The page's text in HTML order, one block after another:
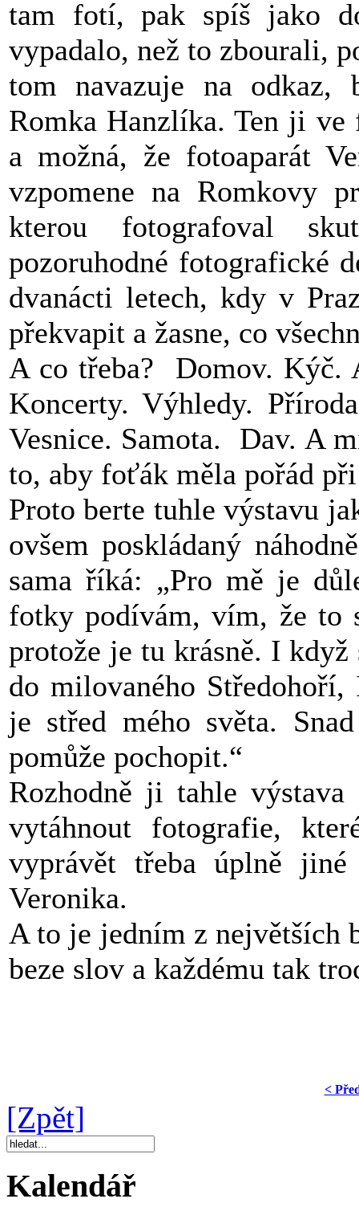
tam fotí, pak spíš jako
vypadalo, než to zbourali,
tom navazuje na odkaz,
Romka Hanzlíka. Ten ji
a možná, že fotoaparát
vzpomene na Romkovy
kterou fotografoval
pozoruhodné fotografické
dvanácti letech, kdy v
překvapit a žasne, co
A co třeba? Domov. Kýč.
Koncerty. Výhledy.
Vesnice. Samota. Dav. A
to, aby foťák měla pořád
Proto berte tuhle výstavu
ovšem poskládaný
sama říká: „Pro mě je
fotky podívám, vím, že to
protože je tu krásně. I
do milovaného
je střed mého světa.
pomůže pochopit.“
Rozhodně ji tahle
vytáhnout fotografie,
vyprávět třeba úplně
Veronika.
A to je jedním z největších
beze slov a každému tak
<
[Zpět]
Kalendář